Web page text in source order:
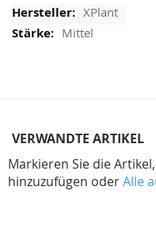
XPlant
Mittel
VERWANDTE ARTIKEL
Markieren Sie die
hinzuzufügen oderAlle